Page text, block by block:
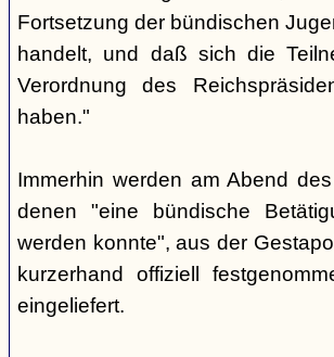
Fortsetzung der bündischen
handelt, und daß sich die
Verordnung des
haben."
Immerhin werden am Abend
denen "eine bündische
werden konnte", aus der
kurzerhand offiziell
eingeliefert.